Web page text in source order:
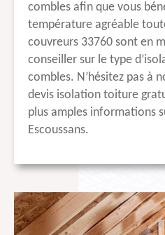
combles afin que vous
température agréable
couvreurs 33760 sont en
conseiller sur le type
combles. N’hésitez pas à
devis isolation toiture
plus amples informations
Escoussans.